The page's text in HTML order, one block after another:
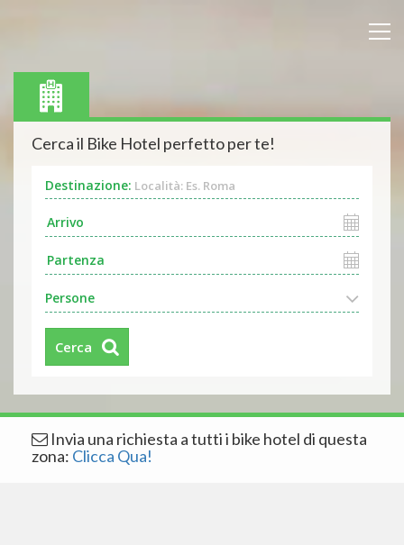
Cerca il Bike Hotel perfetto per te!
Destinazione: Località: Es. Roma
Persone
Cerca
Invia una richiesta a tutti i bike hotel di questa
zona: Clicca Qua!